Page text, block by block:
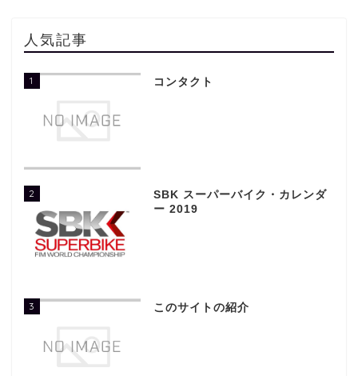
人気記事
1 コンタクト
2
SBK スーパーバイク・カレンダ
ー 2019
3 このサイトの紹介